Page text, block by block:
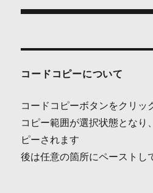
稿
ナ
ビ
ゲ
ー
コードコピーについて
コードコピーボタンをクリッ
コピー範囲が選択状態となり
ピーされます
後は任意の箇所にペーストし